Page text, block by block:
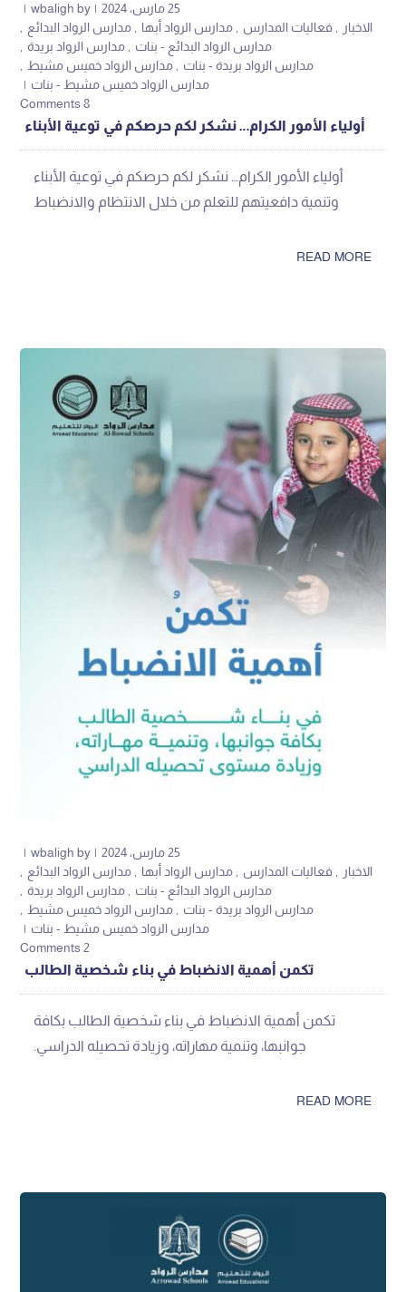
25 مارس، 2024 by
wbaligh
الاخبار
فعاليات المدارس مدارس الرواد أبها
مدارس الرواد البدائع
مدارس الرواد البدائع - بنات
مدارس الرواد بريدة
مدارس الرواد بريدة - بنات
مدارس الرواد خميس مشيط
مدارس الرواد خميس مشيط - بنات
8 Comments
أولياء الأمور الكرام… نشكر لكم حرصكم في توعية الأبناء
أولياء الأمور الكرام… نشكر لكم حرصكم في توعية الأبناء
وتنمية دافعيتهم للتعلم من خلال الانتظام والانضباط
READ MORE
25 مارس، 2024 by
wbaligh
الاخبار
فعاليات المدارس مدارس الرواد أبها
مدارس الرواد البدائع
مدارس الرواد البدائع - بنات
مدارس الرواد بريدة
مدارس الرواد بريدة - بنات
مدارس الرواد خميس مشيط
مدارس الرواد خميس مشيط - بنات
2 Comments
تكمن أهمية الانضباط في بناء شخصية الطالب
تكمن أهمية الانضباط في بناء شخصية الطالب بكافة
جوانبها، وتنمية مهاراته، وزيادة تحصيله الدراسي.
READ MORE